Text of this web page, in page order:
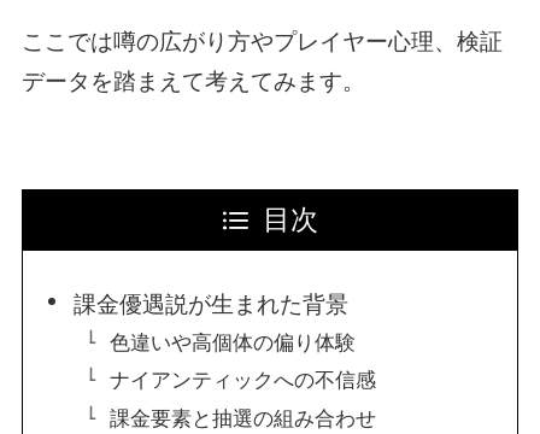
ここでは噂の広がり方やプレイヤー心理、検証
データを踏まえて考えてみます。
目次
課金優遇説が生まれた背景
色違いや高個体の偏り体験
ナイアンティックへの不信感
課金要素と抽選の組み合わせ